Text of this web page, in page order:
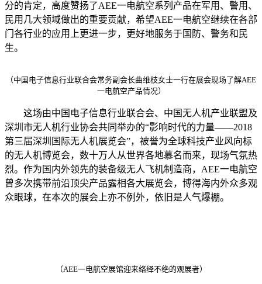
分的肯定，高度赞扬了AEE一电航空系列产品在军用、警用、
民用几大领域做出的重要贡献，希望AEE一电航空继续在各部
门各行业的应用上更进一步，更好地服务于国防、警务和民
生。
（中国电子信息行业联合会常务副会长曲维枝女士一行在展会现场了解AEE
一电航空产品情况）
这场由中国电子信息行业联合会、中国无人机产业联盟及
深圳市无人机行业协会共同举办的“影响时代的力量——2018
第三届深圳国际无人机展览会”，被誉为全球科技产业风向标
的无人机博览会，数十万人从世界各地慕名而来，现场气氛热
烈。作为国内外领先的装备级无人飞机制造商，AEE一电航空
曾多次携带前沿顶尖产品露相各大展览会，博得海内外众多观
众眼球，在本次的展会上亦不例外，依旧是人气爆棚。
（AEE一电航空展馆迎来络绎不绝的观展者）